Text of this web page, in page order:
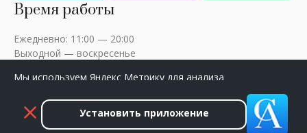
Время работы
Ежедневно: 11:00 — 20:00
Выходной — воскресенье
ART-CRITIC © 2018 - 2026 / Все права защищены
Установить приложение
Мы используем Яндекс Метрику для анализа
разрешить сбор данных.